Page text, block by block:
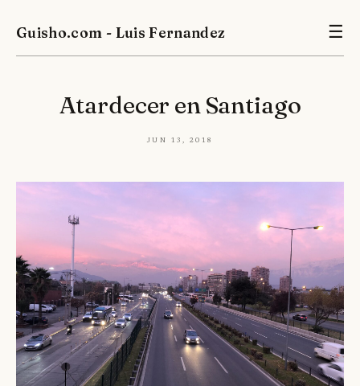
Guisho.com - Luis Fernandez ☰
Atardecer en Santiago
Jun 13, 2018